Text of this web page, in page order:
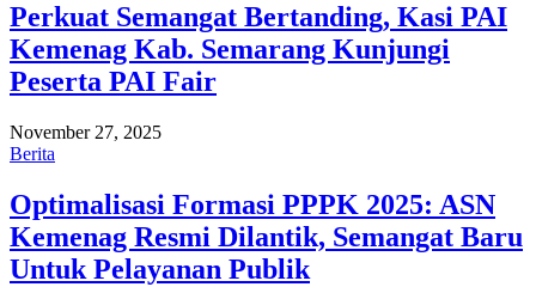
Perkuat Semangat Bertanding, Kasi PAI
Kemenag Kab. Semarang Kunjungi
Peserta PAI Fair
November 27, 2025
Berita
Optimalisasi Formasi PPPK 2025: ASN
Kemenag Resmi Dilantik, Semangat Baru
Untuk Pelayanan Publik